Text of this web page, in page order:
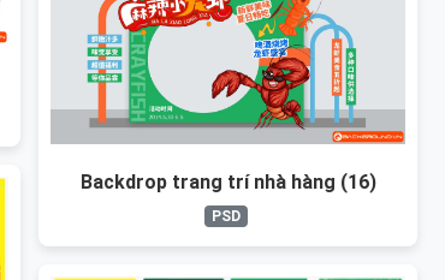
Backdrop trang trí nhà hàng (16)
PSD